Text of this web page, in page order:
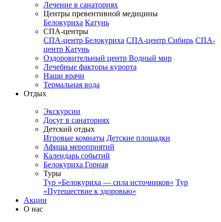
Лечение в санаториях
Центры превентивной медицины
Белокуриха Катунь
СПА-центры
СПА-центр Белокуриха СПА-центр Сибирь СПА-
центр Катунь
Оздоровительный центр Водный мир
Лечебные факторы курорта
Наши врачи
Термальная вода
Отдых
Экскурсии
Досуг в санаториях
Детский отдых
Игровые комнаты Детские площадки
Афиша мероприятий
Календарь событий
Белокуриха Горная
Туры
Тур «Белокуриха — сила источников» Тур
«Путешествие к здоровью»
Акции
О нас